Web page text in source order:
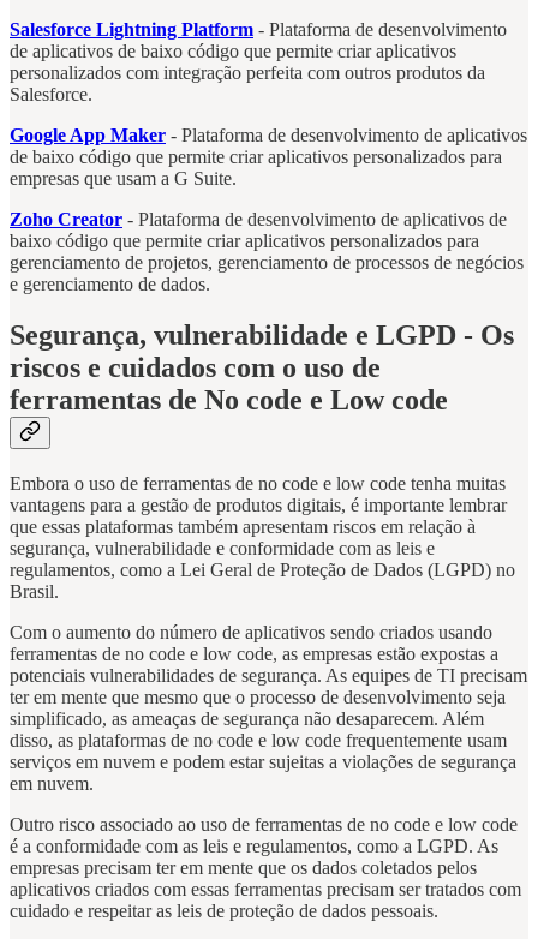
Salesforce Lightning Platform - Plataforma de desenvolvimento
de aplicativos de baixo código que permite criar aplicativos
personalizados com integração perfeita com outros produtos da
Salesforce.
Google App Maker - Plataforma de desenvolvimento de aplicativos
de baixo código que permite criar aplicativos personalizados para
empresas que usam a G Suite.
Zoho Creator - Plataforma de desenvolvimento de aplicativos de
baixo código que permite criar aplicativos personalizados para
gerenciamento de projetos, gerenciamento de processos de negócios
e gerenciamento de dados.
Segurança, vulnerabilidade e LGPD - Os
riscos e cuidados com o uso de
ferramentas de No code e Low code
Embora o uso de ferramentas de no code e low code tenha muitas
vantagens para a gestão de produtos digitais, é importante lembrar
que essas plataformas também apresentam riscos em relação à
segurança, vulnerabilidade e conformidade com as leis e
regulamentos, como a Lei Geral de Proteção de Dados (LGPD) no
Brasil.
Com o aumento do número de aplicativos sendo criados usando
ferramentas de no code e low code, as empresas estão expostas a
potenciais vulnerabilidades de segurança. As equipes de TI precisam
ter em mente que mesmo que o processo de desenvolvimento seja
simplificado, as ameaças de segurança não desaparecem. Além
disso, as plataformas de no code e low code frequentemente usam
serviços em nuvem e podem estar sujeitas a violações de segurança
em nuvem.
Outro risco associado ao uso de ferramentas de no code e low code
é a conformidade com as leis e regulamentos, como a LGPD. As
empresas precisam ter em mente que os dados coletados pelos
aplicativos criados com essas ferramentas precisam ser tratados com
cuidado e respeitar as leis de proteção de dados pessoais.